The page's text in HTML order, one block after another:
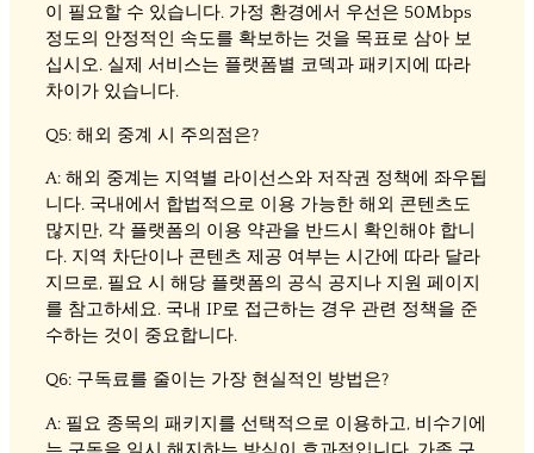
이 필요할 수 있습니다. 가정 환경에서 우선은 50Mbps
정도의 안정적인 속도를 확보하는 것을 목표로 삼아 보
십시오. 실제 서비스는 플랫폼별 코덱과 패키지에 따라
차이가 있습니다.
Q5: 해외 중계 시 주의점은?
A: 해외 중계는 지역별 라이선스와 저작권 정책에 좌우됩
니다. 국내에서 합법적으로 이용 가능한 해외 콘텐츠도
많지만, 각 플랫폼의 이용 약관을 반드시 확인해야 합니
다. 지역 차단이나 콘텐츠 제공 여부는 시간에 따라 달라
지므로, 필요 시 해당 플랫폼의 공식 공지나 지원 페이지
를 참고하세요. 국내 IP로 접근하는 경우 관련 정책을 준
수하는 것이 중요합니다.
Q6: 구독료를 줄이는 가장 현실적인 방법은?
A: 필요 종목의 패키지를 선택적으로 이용하고, 비수기에